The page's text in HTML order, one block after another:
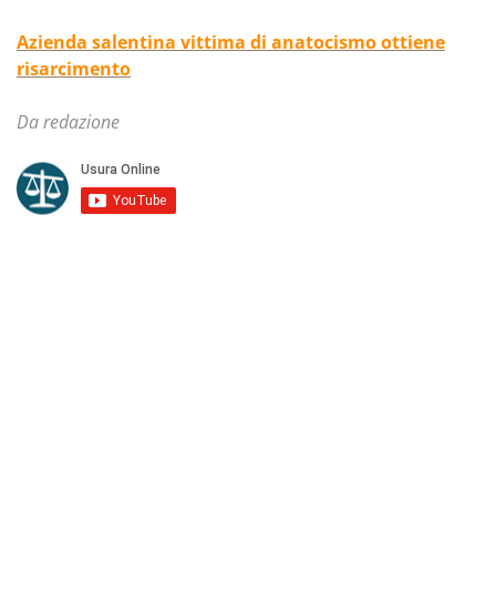
Azienda salentina vittima di anatocismo ottiene
risarcimento
Da redazione